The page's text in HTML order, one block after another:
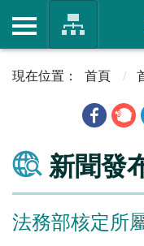
首頁
新聞發
法務部核定所